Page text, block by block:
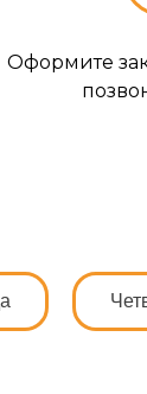
Оформите